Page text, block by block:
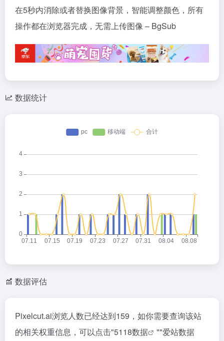
在5秒内消除或者替换图像背景，智能调整颜色，所有
操作都在浏览器完成，无需上传图像 – BgSub
数据统计
数据评估
Pixelcut.ai浏览人数已经达到159，如你需要查询该站
的相关权重信息，可以点击"5118数据 ""爱站数据